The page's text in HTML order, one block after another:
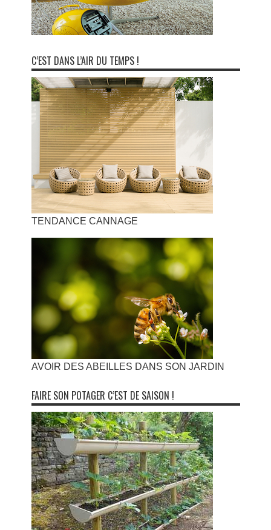
C’EST DANS L’AIR DU TEMPS !
TENDANCE CANNAGE
AVOIR DES ABEILLES DANS SON JARDIN
FAIRE SON POTAGER C’EST DE SAISON !